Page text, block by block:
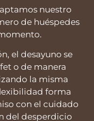
nuestro
de huéspedes
el desayuno se
o de manera
la misma
forma
con el cuidado
del desperdicio